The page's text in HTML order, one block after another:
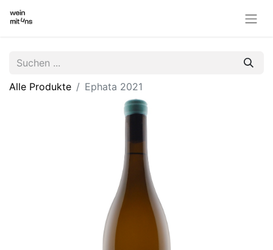
Alle Produkte Ephata 2021